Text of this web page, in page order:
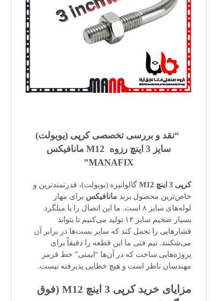
“نقد و بررسی تخصصی کرپی (یوبولت)
سایز 3 اینچ رزوه M12 مانافیکس
MANAFIX”
کرپی 3 اینچ M12
گالوانیزه (یوبولت)، قدرتمندترین و
خاص‌ترین محصول برند مانافیکس برای مهار
لوله‌های سایز ۸ است. ما این اتصال را با میلگرد
بسیار ضخیم سایز ۱۲ تولید می‌کنیم تا بتواند
فشارهایی را تحمل کند که سایر بست‌ها در برابر آن
می‌شکنند. تیم فنی ما این قطعه را دقیقاً برای
پروژه‌هایی ساخت که در آن‌ها “ایمنی” خط قرمز
مهندسان ناظر است و هیچ خطایی پذیرفته نیست.
مزایای خرید کرپی 3 اینچ M12 (فوق